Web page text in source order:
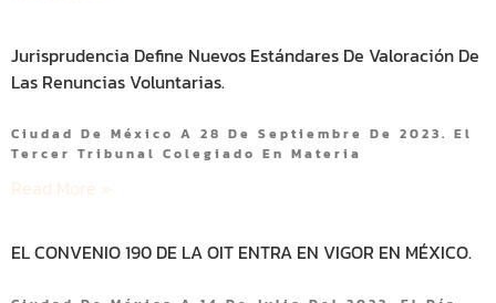
Jurisprudencia Define Nuevos Estándares De Valoración De
Las Renuncias Voluntarias.
Ciudad De México A 28 De Septiembre De 2023. El
Tercer Tribunal Colegiado En Materia
Read More »
EL CONVENIO 190 DE LA OIT ENTRA EN VIGOR EN MÉXICO.